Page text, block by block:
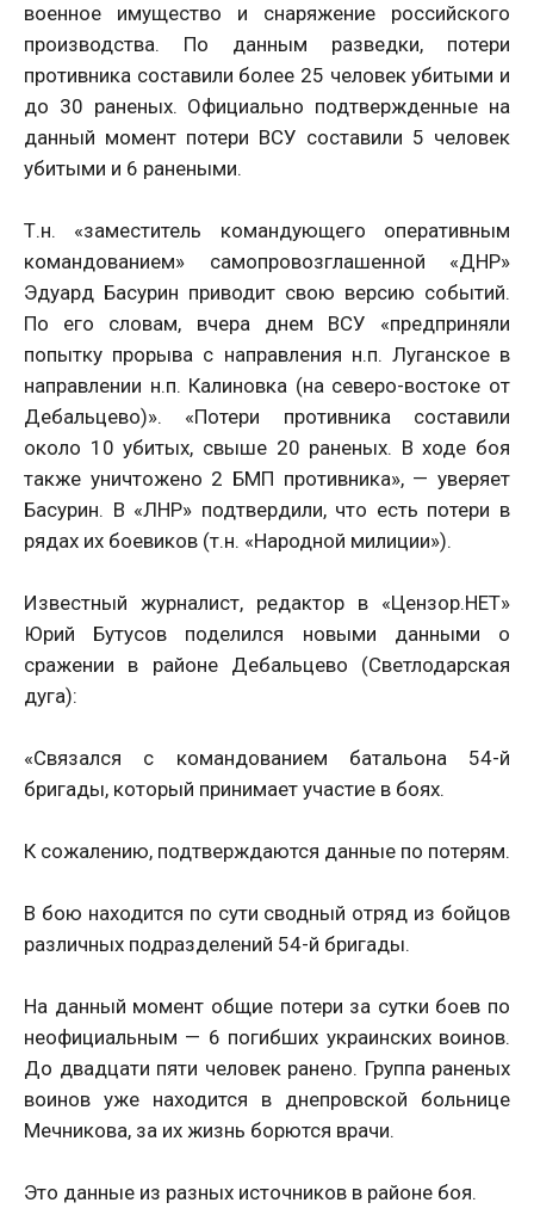
военное имущество и снаряжение российского
производства. По данным разведки, потери
противника составили более 25 человек убитыми и
до 30 раненых. Официально подтвержденные на
данный момент потери ВСУ составили 5 человек
убитыми и 6 ранеными.
Т.н. «заместитель командующего оперативным
командованием» самопровозглашенной «ДНР»
Эдуард Басурин приводит свою версию событий.
По его словам, вчера днем ВСУ «предприняли
попытку прорыва с направления н.п. Луганское в
направлении н.п. Калиновка (на северо-востоке от
Дебальцево)». «Потери противника составили
около 10 убитых, свыше 20 раненых. В ходе боя
также уничтожено 2 БМП противника», — уверяет
Басурин. В «ЛНР» подтвердили, что есть потери в
рядах их боевиков (т.н. «Народной милиции»).
Известный журналист, редактор в «Цензор.НЕТ»
Юрий Бутусов поделился новыми данными о
сражении в районе Дебальцево (Светлодарская
дуга):
«Связался с командованием батальона 54-й
бригады, который принимает участие в боях.
К сожалению, подтверждаются данные по потерям.
В бою находится по сути сводный отряд из бойцов
различных подразделений 54-й бригады.
На данный момент общие потери за сутки боев по
неофициальным — 6 погибших украинских воинов.
До двадцати пяти человек ранено. Группа раненых
воинов уже находится в днепровской больнице
Мечникова, за их жизнь борются врачи.
Это данные из разных источников в районе боя.